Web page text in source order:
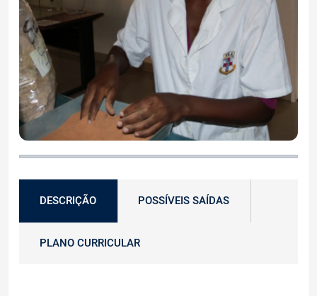
DESCRIÇÃO POSSÍVEIS SAÍDAS
PLANO CURRICULAR